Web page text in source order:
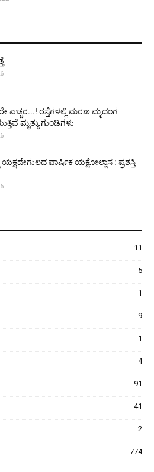
ಎಚ್ಚರ...! ರಸ್ತೆಗಳಲ್ಲಿ ಮರಣ ಮೃದಂಗ
ಮೃತ್ಯು ಗುಂಡಿಗಳು
ವಾರ್ಷಿಕ ಯಕ್ಷೋಲ್ಲಾಸ : ಪ್ರಶಸ್ತಿ
11
5
1
9
1
4
91
41
2
774